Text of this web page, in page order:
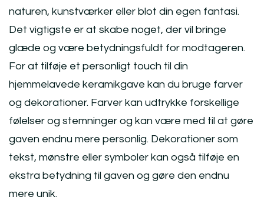
naturen, kunstværker eller blot din egen fantasi.
Det vigtigste er at skabe noget, der vil bringe
glæde og være betydningsfuldt for modtageren.
For at tilføje et personligt touch til din
hjemmelavede keramikgave kan du bruge farver
og dekorationer. Farver kan udtrykke forskellige
følelser og stemninger og kan være med til at gøre
gaven endnu mere personlig. Dekorationer som
tekst, mønstre eller symboler kan også tilføje en
ekstra betydning til gaven og gøre den endnu
mere unik.